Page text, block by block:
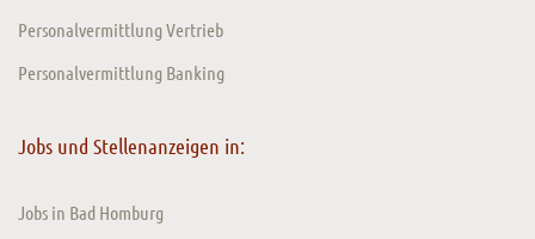
Personalvermittlung Vertrieb
Personalvermittlung Banking
Jobs und Stellenanzeigen in:
Jobs in Bad Homburg